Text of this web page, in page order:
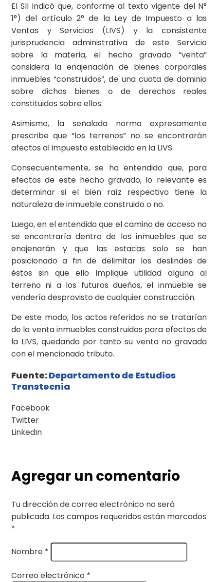
El SII indicó que, conforme al texto vigente del N°
1°) del artículo 2° de la Ley de Impuesto a las
Ventas y Servicios (LIVS) y la consistente
jurisprudencia administrativa de este Servicio
sobre la materia, el hecho gravado “venta”
considera la enajenación de bienes corporales
inmuebles “construidos”, de una cuota de dominio
sobre dichos bienes o de derechos reales
constituidos sobre ellos.
Asimismo, la señalada norma expresamente
prescribe que “los terrenos” no se encontrarán
afectos al impuesto establecido en la LIVS.
Consecuentemente, se ha entendido que, para
efectos de este hecho gravado, lo relevante es
determinar si el bien raíz respectivo tiene la
naturaleza de inmueble construido o no.
Luego, en el entendido que el camino de acceso no
se encontraría dentro de los inmuebles que se
enajenarán y que las estacas solo se han
posicionado a fin de delimitar los deslindes de
éstos sin que ello implique utilidad alguna al
terreno ni a los futuros dueños, el inmueble se
vendería desprovisto de cualquier construcción.
De este modo, los actos referidos no se tratarían
de la venta inmuebles construidos para efectos de
la LIVS, quedando por tanto su venta no gravada
con el mencionado tributo.
Fuente:Departamento de Estudios
Transtecnia
Facebook
Twitter
LinkedIn
Agregar un comentario
Tu dirección de correo electrónico no será
publicada. Los campos requeridos están marcados
*
Nombre *
Correo electrónico *